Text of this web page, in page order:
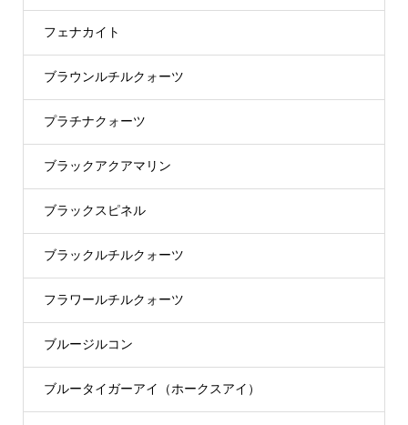
フェナカイト
ブラウンルチルクォーツ
プラチナクォーツ
ブラックアクアマリン
ブラックスピネル
ブラックルチルクォーツ
フラワールチルクォーツ
ブルージルコン
ブルータイガーアイ（ホークスアイ）